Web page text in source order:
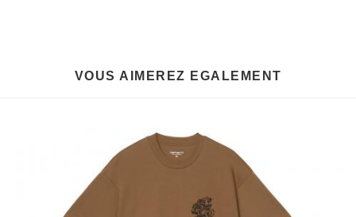
VOUS AIMEREZ EGALEMENT